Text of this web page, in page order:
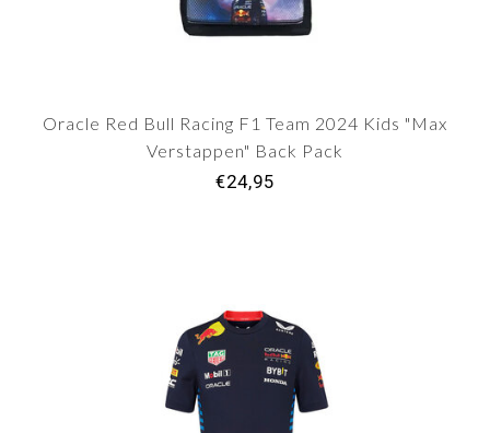
Oracle Red Bull Racing F1 Team 2024 Kids "Max
Verstappen" Back Pack
€24,95